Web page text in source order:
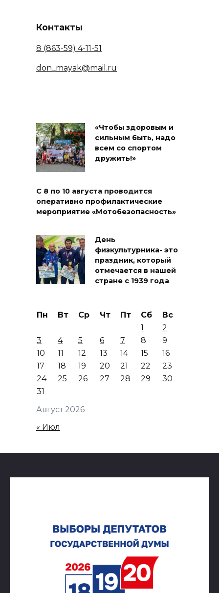
Контакты
8 (863-59) 4-11-51
don_mayak@mail.ru
«Чтобы здоровым и
сильным быть, надо
всем со спортом
дружить!»
С 8 по 10 августа проводится
оперативно профилактические
мероприятие «Мотобезопасность»
День
физкультурника- это
праздник, который
отмечается в нашей
стране с 1939 года
Август 2026
Пн Вт Ср Чт Пт Сб
Вс
1
2
3
4 5 6 7 8
9
10
11 12 13 14 15
16
17
18 19 20 21 22
23
24
25 26 27 28 29
30
31
« Июл